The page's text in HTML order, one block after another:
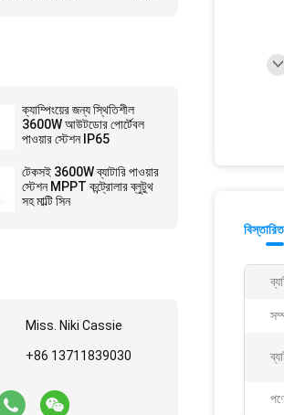
ক্যাম্পিংয়ের জন্য স্থিতিশীল
3600W আউটডোর পোর্টেবল
পাওয়ার স্টেশন IP65
টেকসই 3600W ব্যাটারি পাওয়ার
স্টেশন MPPT কন্ট্রোলার ব্লুটুথ
সহ মাল্টি সিন
Miss. Niki Cassie
+86 13711839030